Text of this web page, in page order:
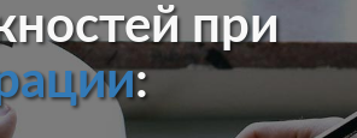
при
: